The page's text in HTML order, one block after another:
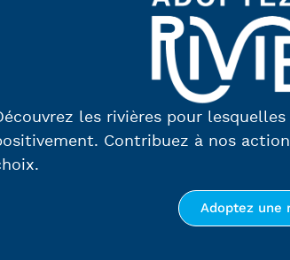
les rivières pour
Contribuez à nos
Adoptez une